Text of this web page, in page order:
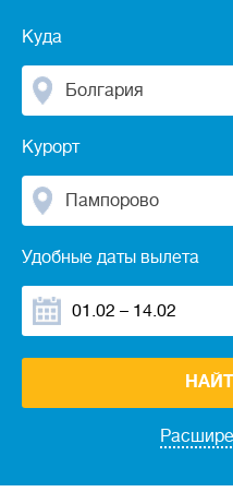
Куда
Болгария
Курорт
Пампорово
Удобные даты вылета